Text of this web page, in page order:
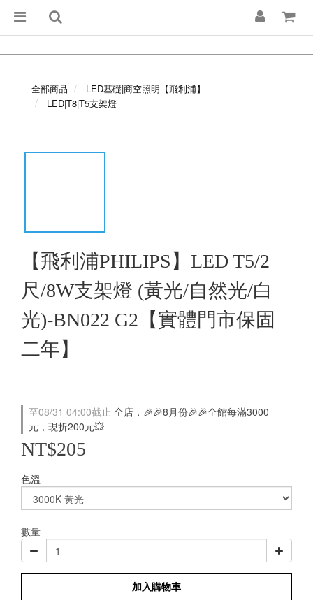
全部商品
LED基礎|商空照明【飛利浦】
LED|T8|T5支架燈
【飛利浦PHILIPS】LED T5/2
尺/8W支架燈 (黃光/自然光/白
光)-BN022 G2【實體門市保固
二年】
至08/31 04:00截止 全店，🎉🎉8月份🎉🎉全館每滿3000
元，現折200元💥
NT$205
色溫
數量
加入購物車